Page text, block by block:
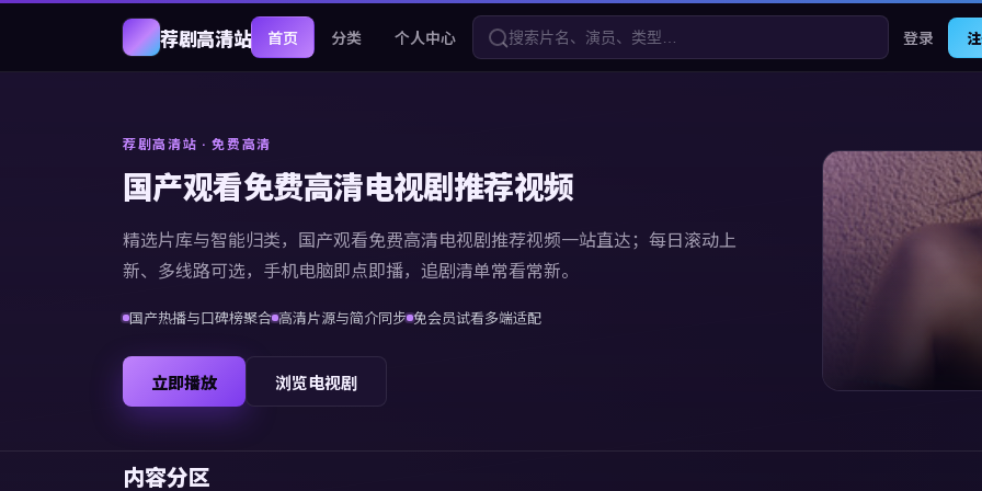
荐剧高清站 首页 分类 个人中心 登录
荐剧高清站 · 免费高清
国产观看免费高清电视剧推荐视频
精选片库与智能归类， 国产观看免费高清电视剧推荐视频一站直达；每日滚动上
新、多线路可选，手机电脑即点即播，追剧清单常看常新。
国产热播与口碑榜聚合 高清片源与简介同步 免会员试看多端适配
立即播放 浏览电视剧
内容分区